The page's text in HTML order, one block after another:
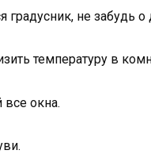
градусник, не забудь
температуру в
все окна.